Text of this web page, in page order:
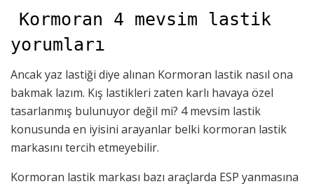
Kormoran 4 mevsim lastik
yorumları
Ancak yaz lastiği diye alınan Kormoran lastik nasıl ona
bakmak lazım. Kış lastikleri zaten karlı havaya özel
tasarlanmış bulunuyor değil mi? 4 mevsim lastik
konusunda en iyisini arayanlar belki kormoran lastik
markasını tercih etmeyebilir.
Kormoran lastik markası bazı araçlarda ESP yanmasına